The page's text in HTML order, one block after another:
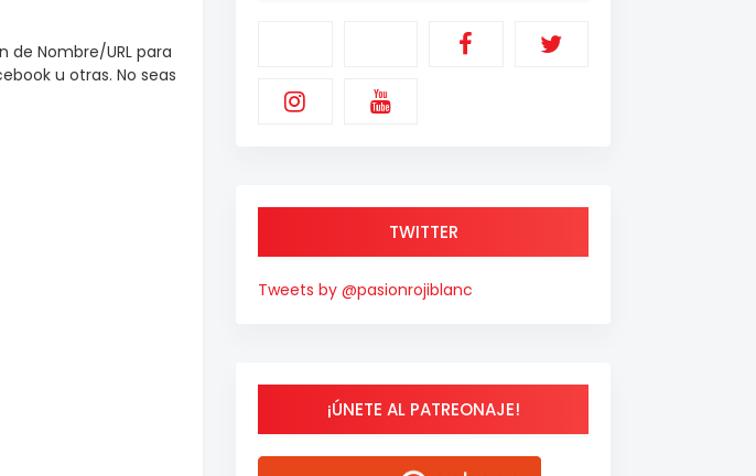
Nombre/URL para
u otras. No seas
TWITTER
Tweets by @pasionrojiblanc
¡ÚNETE AL PATREONAJE!